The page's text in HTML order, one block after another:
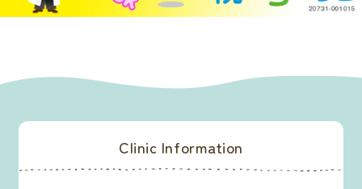
Clinic Information